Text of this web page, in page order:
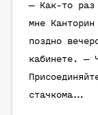
— Как-то раз
мне
поздно
кабинете. —
стачкома…